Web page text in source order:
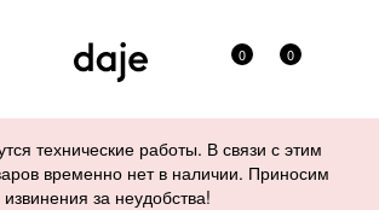
0
0
технические работы. В связи с этим
временно нет в наличии. Приносим
извинения за неудобства!